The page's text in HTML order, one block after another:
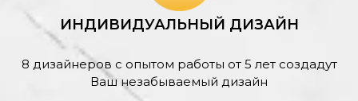
ИНДИВИДУАЛЬНЫЙ ДИЗАЙН
8 дизайнеров с опытом работы от 5 лет создадут
Ваш незабываемый дизайн